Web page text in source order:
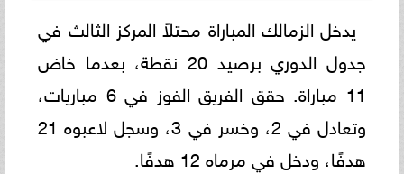
يدخل الزمالك المباراة محتلاً المركز الثالث في
جدول الدوري برصيد 20 نقطة، بعدما خاض
11 مباراة. حقق الفريق الفوز في 6 مباريات،
وتعادل في 2، وخسر في 3، وسجل لاعبوه 21
هدفًا، ودخل في مرماه 12 هدفًا.